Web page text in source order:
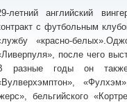
летний английский
с футбольным
«красно-
после чего
разные годы он также
бельгийского